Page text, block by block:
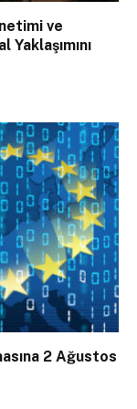
ve
Yaklaşımını
2 Ağustos